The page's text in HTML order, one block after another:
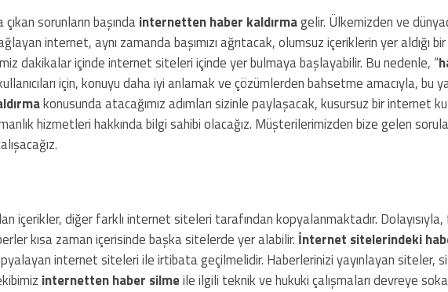
sorunların başındainternetten haber kaldırmagelir. Ülkemizden ve
internet, aynı zamanda başımızı ağrıtacak, olumsuz içeriklerin yer aldığı
dakikalar içinde internet siteleri içinde yer bulmaya başlayabilir. Bu nedenle, “
için, konuyu daha iyi anlamak ve çözümlerden bahsetme amacıyla, bu
konusunda atacağımız adımları sizinle paylaşacak, kusursuz bir internet
hizmetleri hakkında bilgi sahibi olacağız. Müşterilerimizden bize gelen
içerikler, diğer farklı internet siteleri tarafından kopyalanmaktadır. Dolayısıyla,
kısa zaman içerisinde başka sitelerde yer alabilir. İnternet sitelerindeki
internet siteleri ile irtibata geçilmelidir. Haberlerinizi yayınlayan siteler,
internetten haber silmeile ilgili teknik ve hukuki çalışmaları devreye